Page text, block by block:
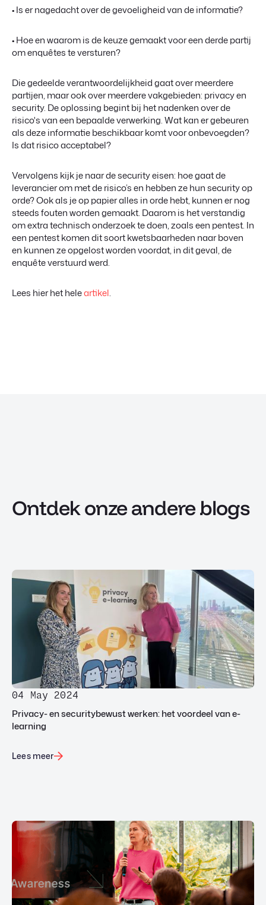
• Is er nagedacht over de gevoeligheid van de informatie?
• Hoe en waarom is de keuze gemaakt voor een derde partij
om enquêtes te versturen?
Die gedeelde verantwoordelijkheid gaat over meerdere
partijen, maar ook over meerdere vakgebieden: privacy en
security. De oplossing begint bij het nadenken over de
risico's van een bepaalde verwerking. Wat kan er gebeuren
als deze informatie beschikbaar komt voor onbevoegden?
Is dat risico acceptabel?
Vervolgens kijk je naar de security eisen: hoe gaat de
leverancier om met de risico’s en hebben ze hun security op
orde? Ook als je op papier alles in orde hebt, kunnen er nog
steeds fouten worden gemaakt. Daarom is het verstandig
om extra technisch onderzoek te doen, zoals een pentest. In
een pentest komen dit soort kwetsbaarheden naar boven
en kunnen ze opgelost worden voordat, in dit geval, de
enquête verstuurd werd.
Lees hier het heleartikel.
Ontdek onze andere blogs
04 May 2024
Privacy- en securitybewust werken: het voordeel van e-
learning
Lees meer